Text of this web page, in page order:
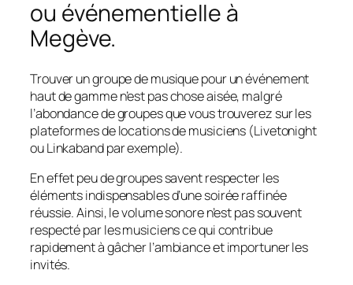
ou événementielle à
Megève.
Trouver un groupe de musique pour un événement
haut de gamme n’est pas chose aisée, malgré
l’abondance de groupes que vous trouverez sur les
plateformes de locations de musiciens (Livetonight
ou Linkaband par exemple).
En effet peu de groupes savent respecter les
éléments indispensables d’une soirée raffinée
réussie. Ainsi, le volume sonore n’est pas souvent
respecté par les musiciens ce qui contribue
rapidement à gâcher l’ambiance et importuner les
invités.